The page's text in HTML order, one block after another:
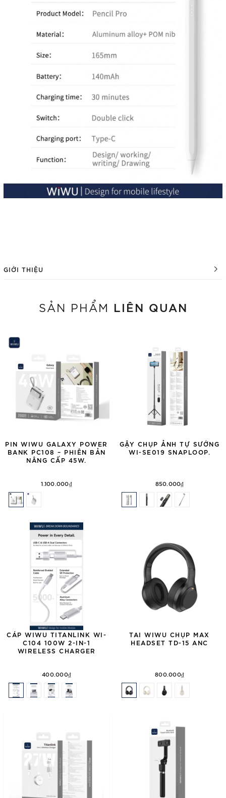
GIỚI THIỆU
SẢN PHẨM LIÊN QUAN
PIN WIWU GALAXY POWER
BANK PC108 – PHIÊN BẢN
NÂNG CẤP 45W.
1.100.000₫
GẬY CHỤP ẢNH TỰ SƯỚNG
WI-SE019 SNAPLOOP.
850.000₫
CÁP WIWU TITANLINK WI-
C104 100W 2-IN-1
WIRELESS CHARGER
400.000₫
TAI WIWU CHỤP MAX
HEADSET TD-15 ANC
800.000₫